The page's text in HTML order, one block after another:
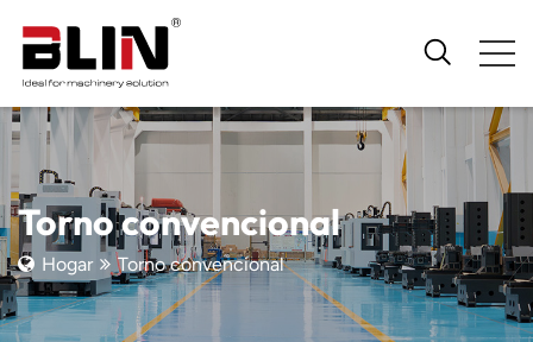
Torno convencional
Hogar Torno convencional